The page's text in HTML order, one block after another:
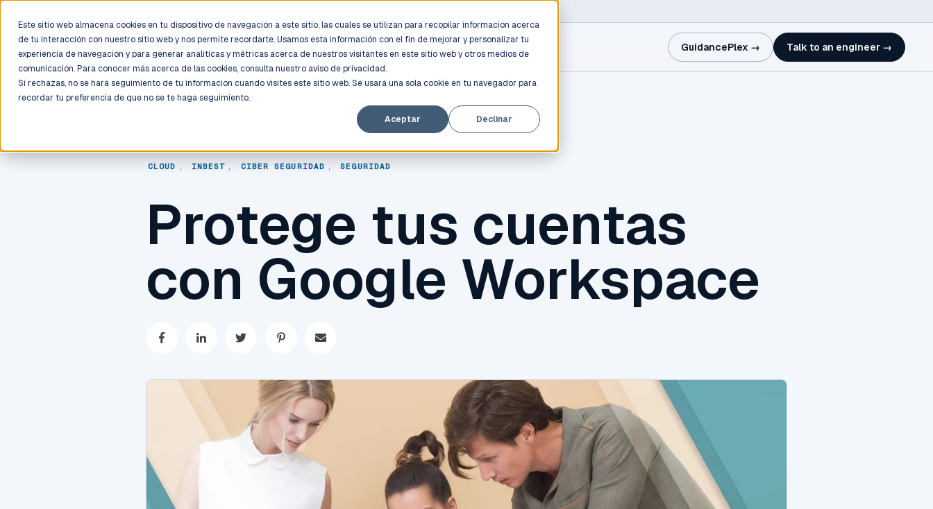
Este sitio web almacena cookies en tu dispositivo de navegación a este sitio, las cuales se utilizan para recopilar información acerca
de tu interacción con nuestro sitio web y nos permite recordarte. Usamos esta información con el fin de mejorar y personalizar tu
experiencia de navegación y para generar analíticas y métricas acerca de nuestros visitantes en este sitio web y otros medios de
comunicación. Para conocer más acerca de las cookies, consulta nuestro aviso de privacidad.
Si rechazas, no se hará seguimiento de tu información cuando visites este sitio web. Se usará una sola cookie en tu navegador para
recordar tu preferencia de que no se te haga seguimiento.
Aceptar
Declinar
Process GuidancePlex → Talk to an engineer →
CLOUD INBEST CIBER SEGURIDAD SEGURIDAD
Protege tus cuentas
con Google Workspace